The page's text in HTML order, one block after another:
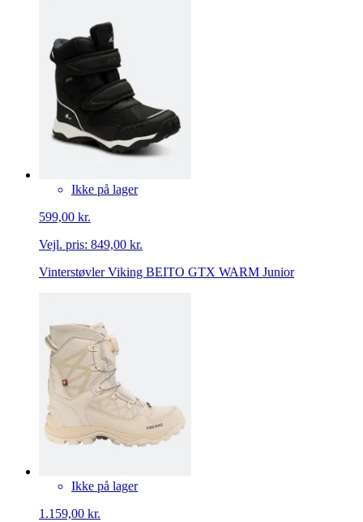
Ikke på lager
599,00 kr.
Vejl. pris: 849,00 kr.
Vinterstøvler Viking BEITO GTX WARM Junior
Ikke på lager
1.159,00 kr.